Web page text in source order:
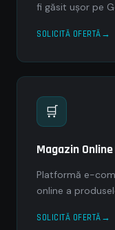
fi găsit ușor pe
SOLICITĂ OFERTĂ
🛒
Magazin
Platformă e-
online a
SOLICITĂ OFERTĂ